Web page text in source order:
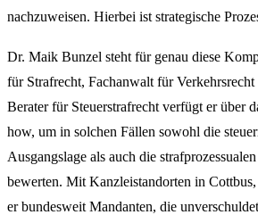
nachzuweisen. Hierbei ist strategische
Dr. Maik Bunzel steht für genau diese
für Strafrecht, Fachanwalt für
Berater für Steuerstrafrecht verfügt er über
how, um in solchen Fällen sowohl die
Ausgangslage als auch die
bewerten. Mit Kanzleistandorten in
er bundesweit Mandanten, die